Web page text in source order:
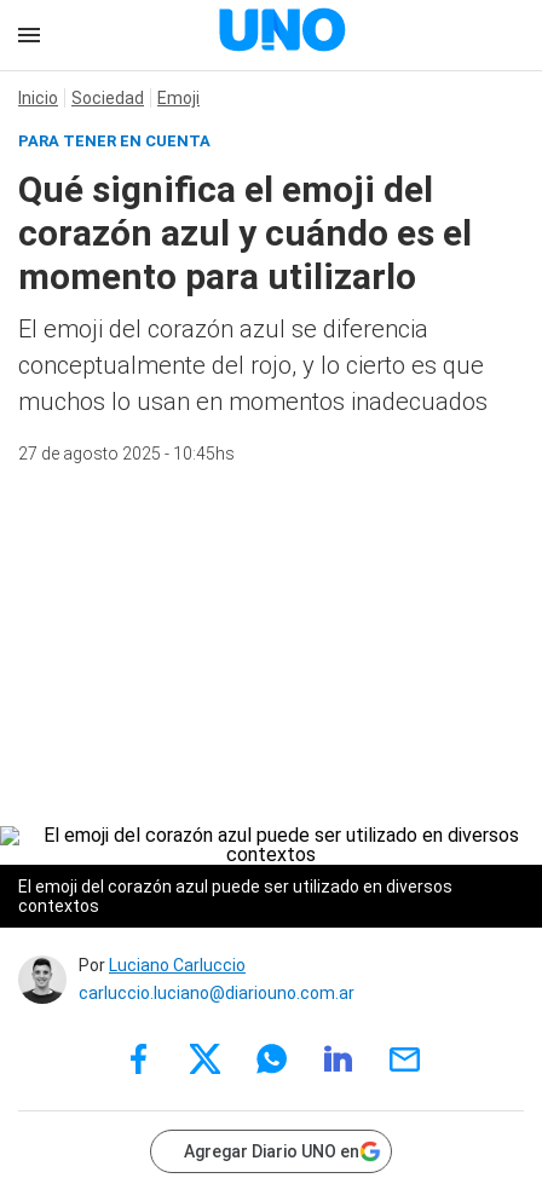
Inicio Sociedad Emoji
PARA TENER EN CUENTA
Qué significa el emoji del
corazón azul y cuándo es el
momento para utilizarlo
El emoji del corazón azul se diferencia
conceptualmente del rojo, y lo cierto es que
muchos lo usan en momentos inadecuados
27 de agosto 2025 - 10:45hs
El emoji del corazón azul puede ser utilizado en diversos
contextos
Por Luciano Carluccio
carluccio.luciano@diariouno.com.ar
Agregar Diario UNO en